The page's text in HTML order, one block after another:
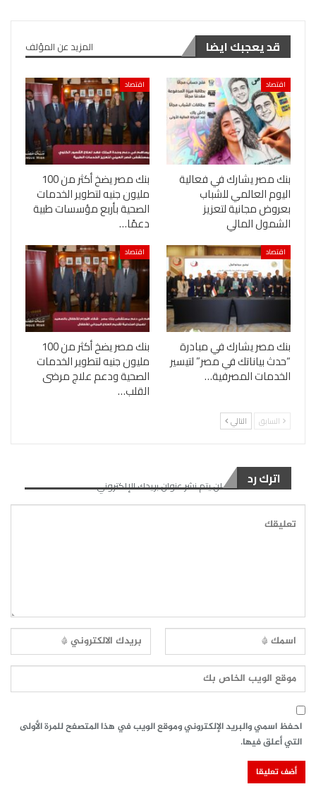
قد يعجبك ايضا المزيد عن المؤلف
اقتصاد
بنك مصر يشارك في فعالية
اليوم العالمي للشباب
بعروض مجانية لتعزيز
الشمول المالي
اقتصاد
بنك مصر يضخ أكثر من 100
مليون جنيه لتطوير الخدمات
الصحية بأربع مؤسسات طبية
دعمًا…
اقتصاد
بنك مصر يشارك في مبادرة
“حدث بياناتك في مصر” لتيسير
الخدمات المصرفية…
اقتصاد
بنك مصر يضخ أكثر من 100
مليون جنيه لتطوير الخدمات
الصحية ودعم علاج مرضى
القلب…
السابق التالي
اترك رد لن يتم نشر عنوان بريدك الإلكتروني.
احفظ اسمي والبريد الإلكتروني وموقع الويب في هذا المتصفح للمرة الأولى
التي أعلق فيها.